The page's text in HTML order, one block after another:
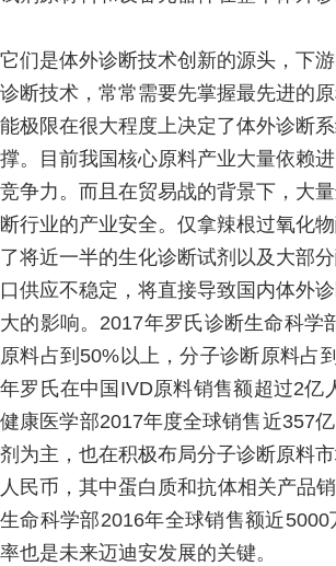
它们是体外诊断技术创新的源头，下
诊断技术，常常需要先掌握最先进的
能极限在很大程度上决定了体外诊断
撑。目前我国核心原料产业大量依赖
竞争力。而且在贸易战的背景下，大
断行业的产业安全。仅拿辣根过氧化
了将近一半的生化诊断试剂以及大部
口供应不稳定，将直接导致国内体外
大的影响。2017年罗氏诊断生命科
原料占到50%以上，分子诊断原料占
年罗氏在中国IVD原料销售额超过2
健康医学部2017年度全球销售近357
剂为主，也在积极布局分子诊断原料
人民币，其中蛋白质和抗体相关产品
生命科学部2016年全球销售额近
率也是未来迈迪安发展的关键。